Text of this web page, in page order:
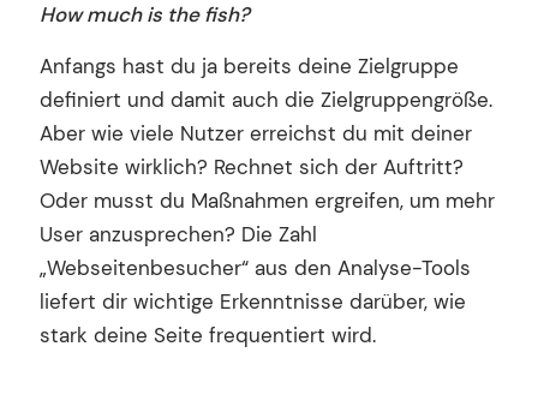
How much is the fish?
Anfangs hast du ja bereits deine Zielgruppe
definiert und damit auch die Zielgruppengröße.
Aber wie viele Nutzer erreichst du mit deiner
Website wirklich? Rechnet sich der Auftritt?
Oder musst du Maßnahmen ergreifen, um mehr
User anzusprechen? Die Zahl
„Webseitenbesucher“ aus den Analyse-Tools
liefert dir wichtige Erkenntnisse darüber, wie
stark deine Seite frequentiert wird.